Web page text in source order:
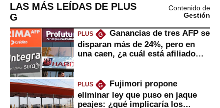
LAS MÁS LEÍDAS DE PLUS
G
Contenido de
Gestión
PLUS G
Ganancias de tres AFP se
disparan más de 24%, pero en
una caen, ¿a cuál está afiliado
PLUS G
Fujimori propone
eliminar ley que puso en jaque
peajes: ¿qué implicaría los